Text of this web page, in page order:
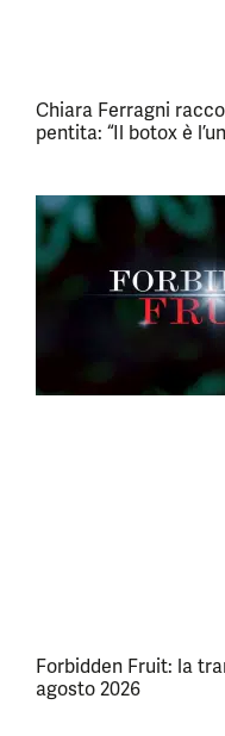
Chiara Ferragni
pentita: “Il botox è
Forbidden Fruit: la
agosto 2026